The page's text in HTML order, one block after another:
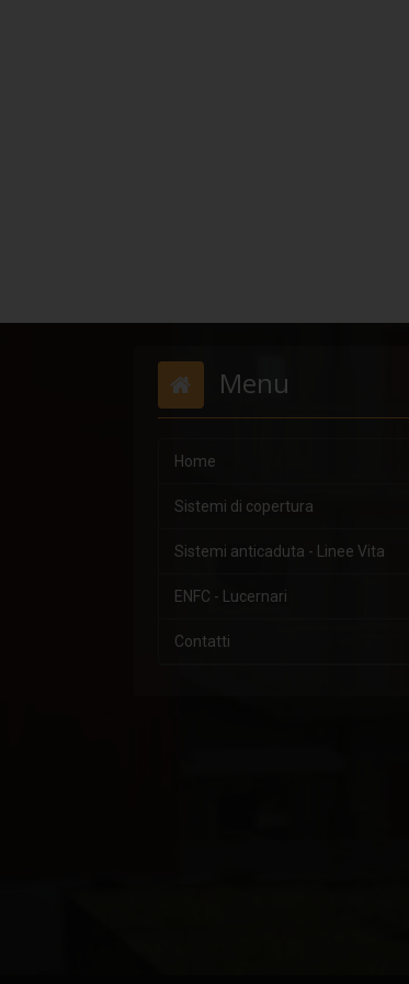
Menu
Home
Sistemi di copertura
Sistemi anticaduta - Linee Vita
ENFC - Lucernari
Contatti